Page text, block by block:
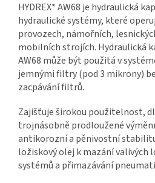
HYDREX* AW68 je hydraulická
hydraulické systémy, které
provozech, námořních,
mobilních strojích. Hydraulická
AW68 může být použitá v
jemnými filtry (pod 3 mikrony)
zacpávání filtrů.
Zajišťuje širokou použitelnost,
trojnásobně prodloužené
antikorozní a pěnivostní
ložiskový olej k mazání valivých
systémů a přimazávání